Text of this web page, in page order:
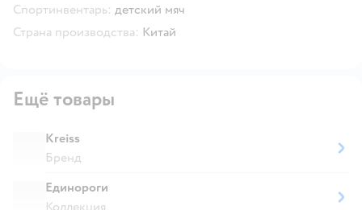
Спортинвентарь: детский мяч
Страна производства: Китай
Ещё товары
Kreiss
Бренд
Единороги
Коллекция